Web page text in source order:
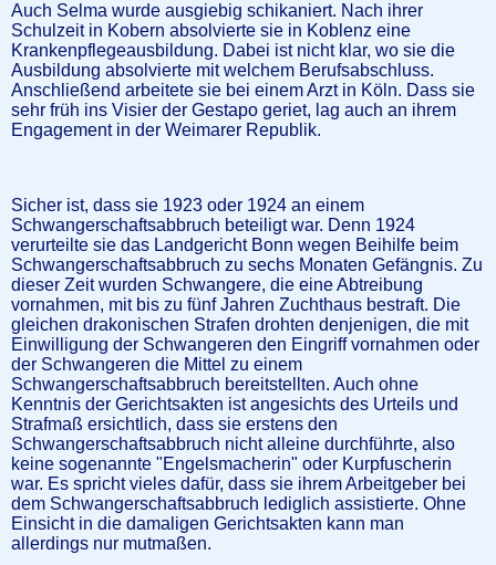
Auch Selma wurde ausgiebig schikaniert. Nach ihrer
Schulzeit in Kobern absolvierte sie in Koblenz eine
Krankenpflegeausbildung. Dabei ist nicht klar, wo sie die
Ausbildung absolvierte mit welchem Berufsabschluss.
Anschließend arbeitete sie bei einem Arzt in Köln. Dass sie
sehr früh ins Visier der Gestapo geriet, lag auch an ihrem
Engagement in der Weimarer Republik.
Sicher ist, dass sie 1923 oder 1924 an einem
Schwangerschaftsabbruch beteiligt war. Denn 1924
verurteilte sie das Landgericht Bonn wegen Beihilfe beim
Schwangerschaftsabbruch zu sechs Monaten Gefängnis. Zu
dieser Zeit wurden Schwangere, die eine Abtreibung
vornahmen, mit bis zu fünf Jahren Zuchthaus bestraft. Die
gleichen drakonischen Strafen drohten denjenigen, die mit
Einwilligung der Schwangeren den Eingriff vornahmen oder
der Schwangeren die Mittel zu einem
Schwangerschaftsabbruch bereitstellten. Auch ohne
Kenntnis der Gerichtsakten ist angesichts des Urteils und
Strafmaß ersichtlich, dass sie erstens den
Schwangerschaftsabbruch nicht alleine durchführte, also
keine sogenannte "Engelsmacherin" oder Kurpfuscherin
war. Es spricht vieles dafür, dass sie ihrem Arbeitgeber bei
dem Schwangerschaftsabbruch lediglich assistierte. Ohne
Einsicht in die damaligen Gerichtsakten kann man
allerdings nur mutmaßen.